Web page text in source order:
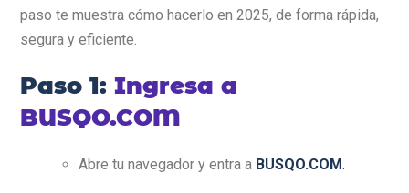
paso te muestra cómo hacerlo en 2025, de forma rápida,
segura y eficiente.
Paso 1: Ingresa a
BUSQO.COM
Abre tu navegador y entra a BUSQO.COM.